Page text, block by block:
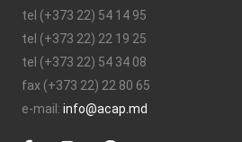
tel (+373 22) 54 14 95
tel (+373 22) 22 19 25
tel (+373 22) 54 34 08
fax (+373 22) 22 80 65
e-mail: info@acap.md